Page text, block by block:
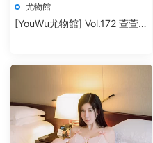
尤物館
[YouWu尤物館] Vol.172 萱萱